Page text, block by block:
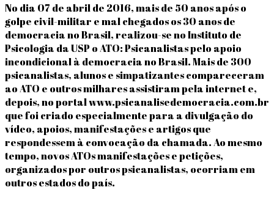
No dia 07 de abril de 2016, mais de 50 anos após o
golpe civil-militar e mal chegados os 30 anos de
democracia no Brasil, realizou-se no Instituto de
Psicologia da USP o ATO: Psicanalistas pelo apoio
incondicional à democracia no Brasil. Mais de 300
psicanalistas, alunos e simpatizantes compareceram
ao ATO e outros milhares assistiram pela internet e,
depois, no portal www.psicanalisedemocracia.com.br
que foi criado especialmente para a divulgação do
vídeo, apoios, manifestações e artigos que
respondessem à convocação da chamada. Ao mesmo
tempo, novos ATOs manifestações e petições,
organizados por outros psicanalistas, ocorriam em
outros estados do país.